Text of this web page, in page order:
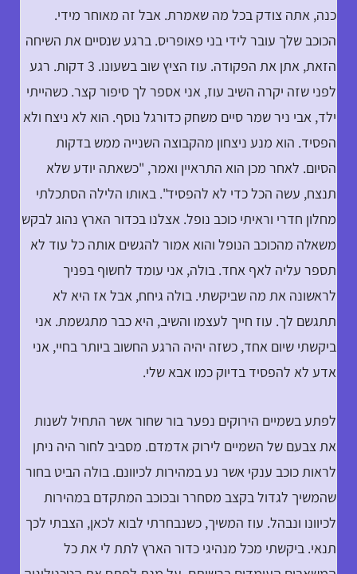
כנה, אתה צודק בכל מה שאמרת. אבל זה מאוחר מידי.
הכוכב שלך עובר לידי בני פאופריס. ברגע שנסיים את השיחה
הזאת, אתן את הפקודה. עוז הציץ שוב בשעונו. 3 דקות. רגע
לפני שזה יקרה השיב עוז, אני אספר לך סיפור קצר. כשהייתי
ילד, אבי ניר שמר סיים משחק כדורגל נוסף. הוא לא ניצח ולא
הפסיד. הוא מנע ניצחון מהקבוצה השנייה ממש בדקות
הסיום. לאחר מכן הוא התראיין ואמר, "כשאתה יודע שלא
תנצח, עשה הכל כדי לא להפסיד". באותו הלילה הסתכלתי
מחלון חדרי וראיתי כוכב נופל. אצלנו בכדור הארץ נהוג לבקש
משאלה מהכוכב הנופל והוא אמור להגשים אותה כל עוד לא
תספר עליה לאף אחד. בולה, אני עומד לחשוף בפניך
לראשונה את מה שביקשתי. בולה גיחח, אבל אז היא לא
תתגשם לך. עוז חייך לעצמו והשיב, היא כבר מתגשמת. אני
ביקשתי שיום אחד, כשזה יהיה הרגע החשוב ביותר בחיי, אני
אדע לא להפסיד בדיוק כמו אבא שלי.
לפתע בשמיים הירוקים נפער בור שחור אשר התחיל לשנות
את צבעם של השמיים לירוק אדמדם. מסביב לחור היה ניתן
לראות כוכב ענקי אשר נע במהירות לכיוונם. בולה הביט בחור
שהמשיך לגדול בקצב מסחרר ובכוכב המתקדם במהירות
לכיוונו ונבהל. עוז המשיך, כשנבחרתי לבוא לכאן, הצבתי לכך
תנאי. ביקשתי מכל מנהיגי כדור הארץ לתת לי את כל